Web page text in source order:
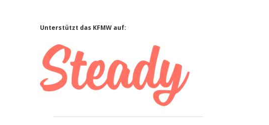
Sidebar
Unterstützt das KFMW auf: